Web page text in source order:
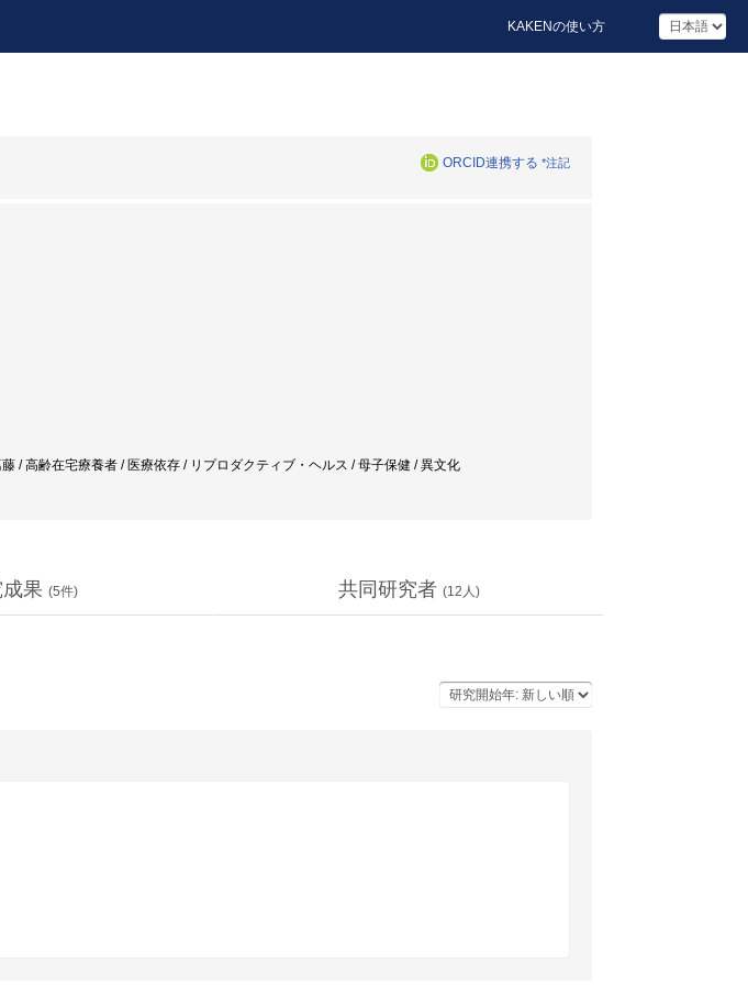
KAKENの使い方
ORCID連携する *注記
/ 高齢在宅療養者 / 医療依存 / リプロダクティブ・ヘルス / 母子保健 / 異文化
果 (5件) 共同研究者 (12 人)